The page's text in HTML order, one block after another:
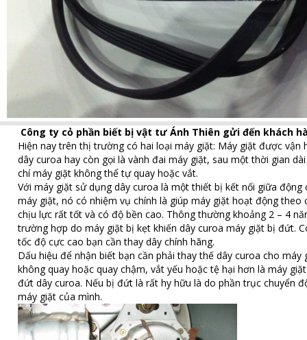
Công ty cỏ phần biết bị vật tư Ánh Thiên gửi đến khách
Hiện nay trên thị trường có hai loại máy giặt: Máy giặt được
dây curoa hay còn gọi là vành đai máy giặt, sau một thời gian
chí máy giặt không thể tự quay hoặc vắt.
Với máy giặt sử dụng dây curoa là một thiết bị kết nối giữa
máy giặt, nó có nhiệm vụ chính là giúp máy giặt hoạt động
chịu lực rất tốt và có độ bền cao. Thông thường khoảng 2 – 4
trường hợp do máy giặt bị kẹt khiến dây curoa máy giặt bị đứt.
tốc độ cực cao bạn cần thay dây chính hãng.
Dấu hiệu để nhận biết bạn cần phải thay thế dây curoa cho
không quay hoặc quay chậm, vắt yếu hoặc tệ hại hơn là máy
đứt dây curoa. Nếu bị đứt là rất hy hữu là do phần trục chuyển
máy giặt của mình.